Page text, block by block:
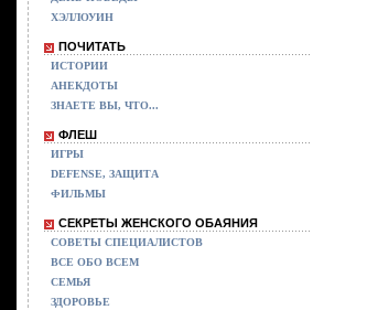
ХЭЛЛОУИН
ПОЧИТАТЬ
ИСТОРИИ
АНЕКДОТЫ
ЗНАЕТЕ ВЫ, ЧТО...
ФЛЕШ
ИГРЫ
DEFENSE, ЗАЩИТА
ФИЛЬМЫ
СЕКРЕТЫ ЖЕНСКОГО ОБАЯНИЯ
СОВЕТЫ СПЕЦИАЛИСТОВ
ВСЕ ОБО ВСЕМ
СЕМЬЯ
ЗДОРОВЬЕ